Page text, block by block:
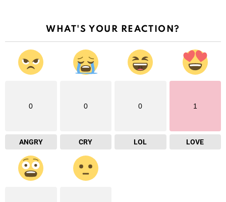
WHAT'S YOUR REACTION?
0
ANGRY
0
CRY
0
LOL
1
LOVE